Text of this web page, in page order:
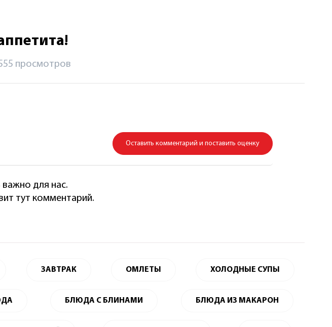
просмотров
Оставить комментарий и поставить оценку
для нас.
тут комментарий.
ЗАВТРАК ОМЛЕТЫ ХОЛОДНЫЕ СУПЫ
БЛЮДА С БЛИНАМИ БЛЮДА ИЗ МАКАРОН